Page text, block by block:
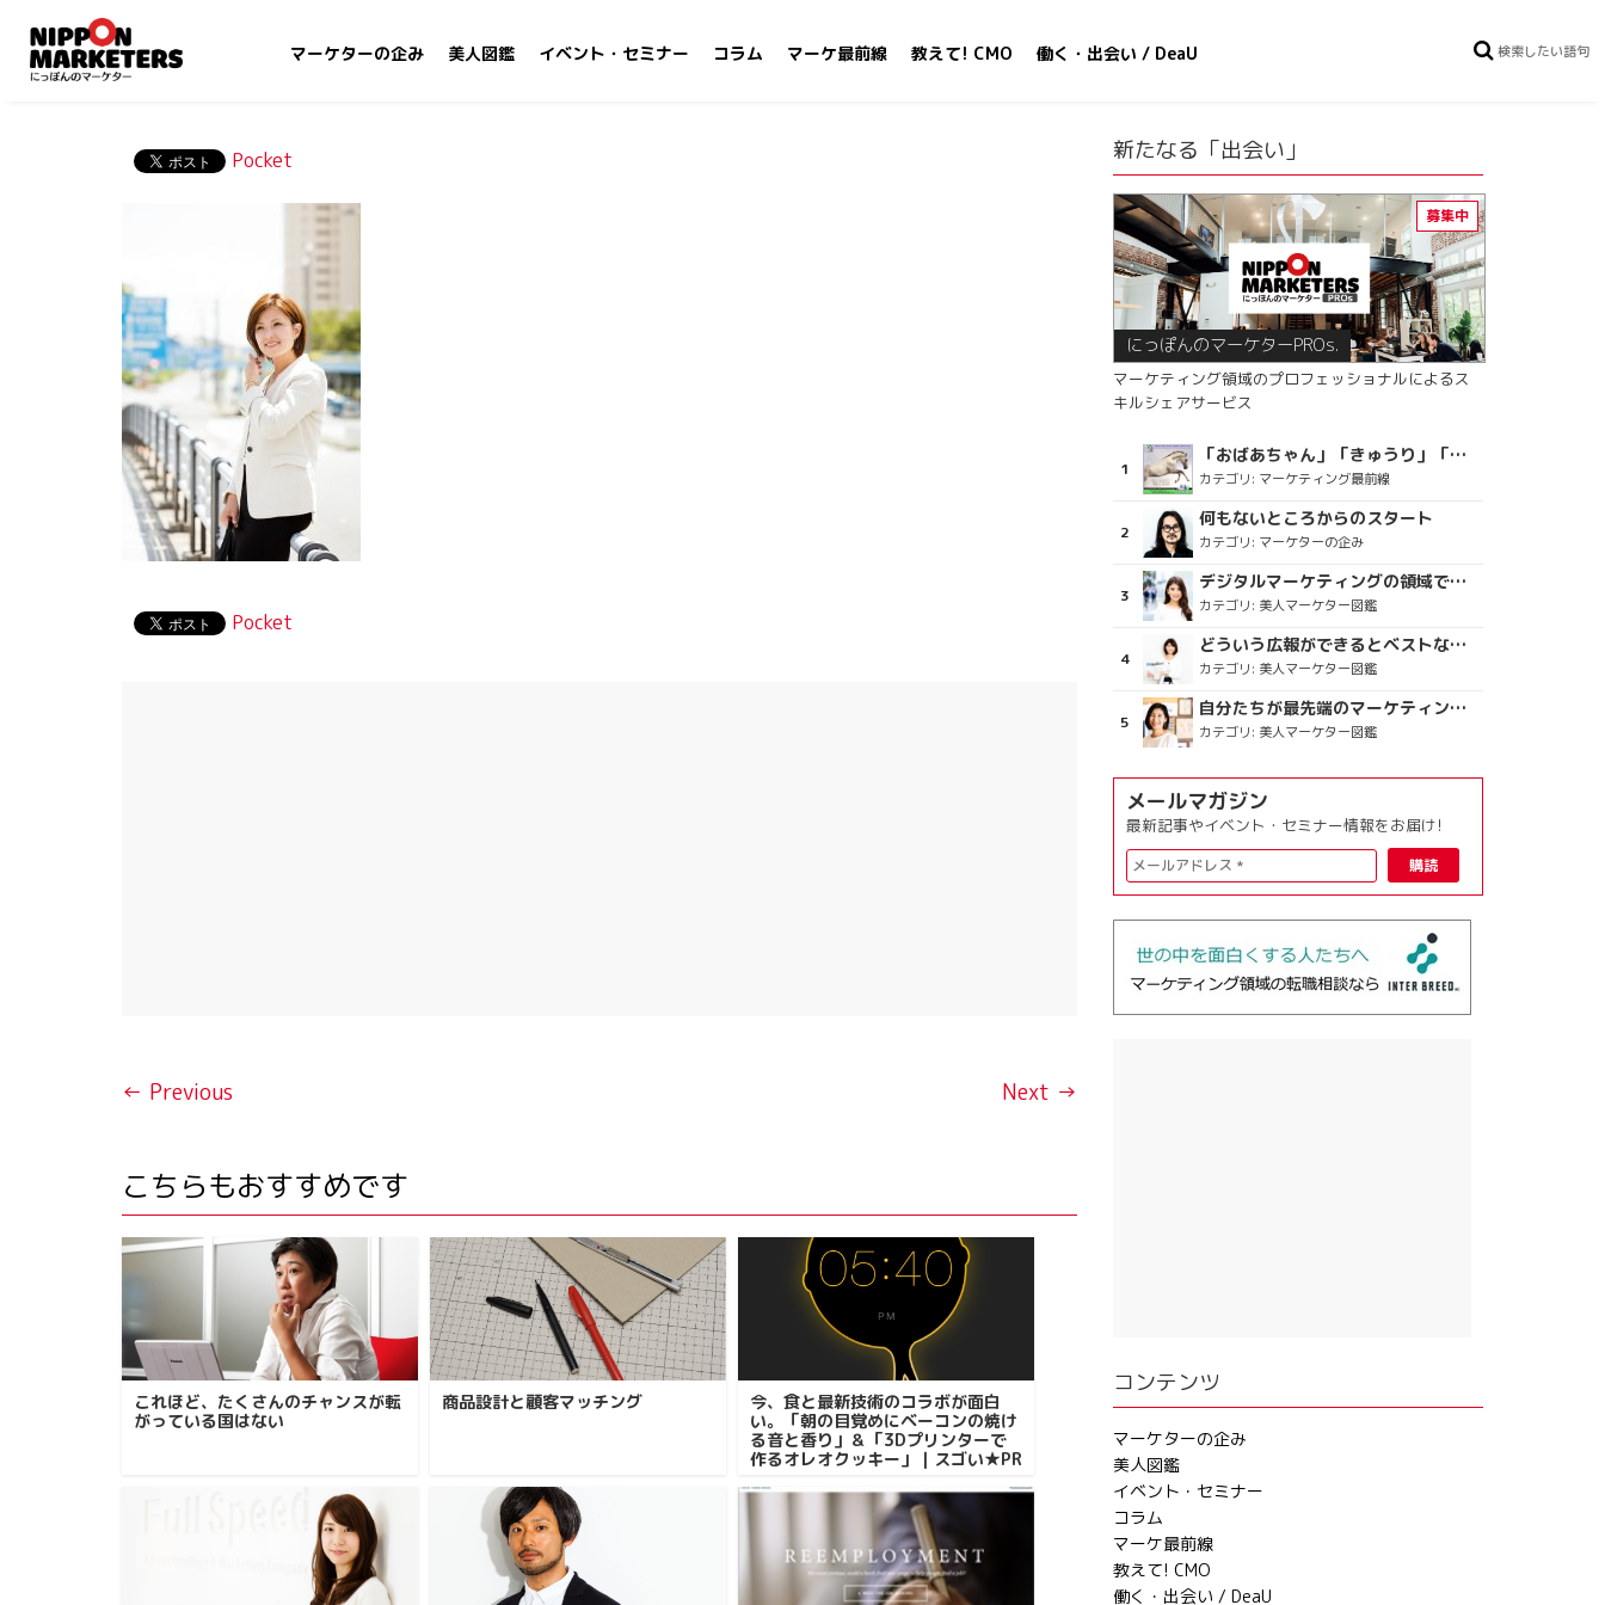
マーケターの企み 美人図鑑 イベント・セミナー コラム マーケ最前線 教えて! CMO 働く・出会い / DeaU
Pocket
Pocket
← Previous Next →
こちらもおすすめです
これほど、たくさんのチャンスが転
がっている国はない
商品設計と顧客マッチング
今、食と最新技術のコラボが面白
い。「朝の目覚めにベーコンの焼け
る音と香り」＆「3Dプリンターで
作るオレオクッキー」｜スゴい★PR
新たなる「出会い」
にっぽんのマーケターPROs.
マーケティング領域のプロフェッショナルによるス
キルシェアサービス
「おばあちゃん」「きゅうり」「ディスコで踊るおじさん」をCM素材に使った、「気持ちよさ」が売りの意外な商品とは？
カテゴリ: マーケティング最前線
何もないところからのスタート
カテゴリ: マーケターの企み
デジタルマーケティングの領域で、海外というステージに
カテゴリ: 美人マーケター図鑑
どういう広報ができるとベストなのか
カテゴリ: 美人マーケター図鑑
自分たちが最先端のマーケティングを目指す
カテゴリ: 美人マーケター図鑑
メールマガジン
最新記事やイベント・セミナー情報をお届け!
コンテンツ
マーケターの企み
美人図鑑
イベント・セミナー
コラム
マーケ最前線
教えて! CMO
働く・出会い / DeaU